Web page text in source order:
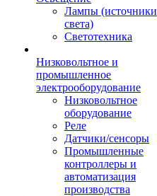
Лампы (источники
света)
Светотехника
Низковольтное и
промышленное
электрооборудование
Низковольтное
оборудование
Реле
Датчики/сенсоры
Промышленные
контроллеры и
автоматизация
производства